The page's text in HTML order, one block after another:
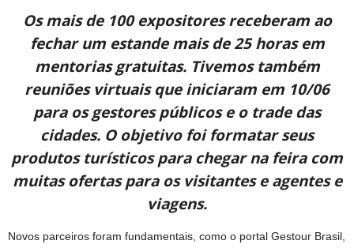
Os mais de 100 expositores receberam ao
fechar um estande mais de 25 horas em
mentorias gratuitas. Tivemos também
reuniões virtuais que iniciaram em 10/06
para os gestores públicos e o trade das
cidades. O objetivo foi formatar seus
produtos turísticos para chegar na feira com
muitas ofertas para os visitantes e agentes e
viagens.
Novos parceiros foram fundamentais, como o portal Gestour Brasil,